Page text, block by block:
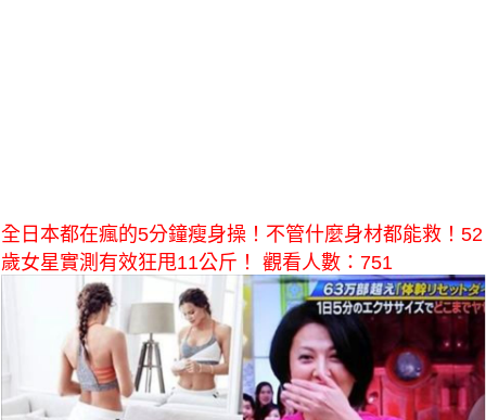
全日本都在瘋的5分鐘瘦身操！不管什麼身材都能救！52
歲女星實測有效狂甩11公斤！ 觀看人數：751